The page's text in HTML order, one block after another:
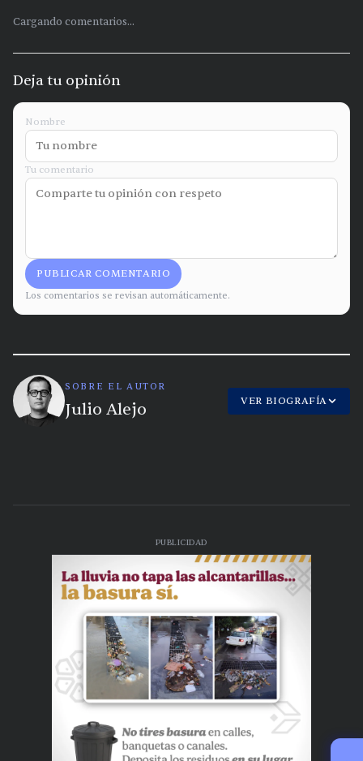
Cargando comentarios...
Deja tu opinión
Nombre
Tu comentario
PUBLICAR COMENTARIO
Los comentarios se revisan automáticamente.
SOBRE EL AUTOR
Julio Alejo VER BIOGRAFÍA
PUBLICIDAD